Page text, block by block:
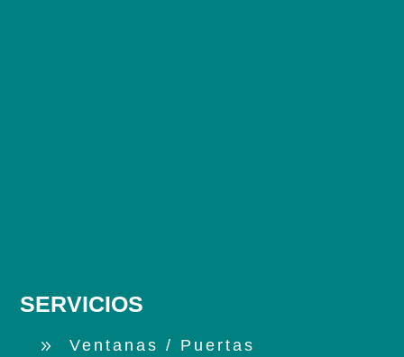
SERVICIOS
Ventanas / Puertas